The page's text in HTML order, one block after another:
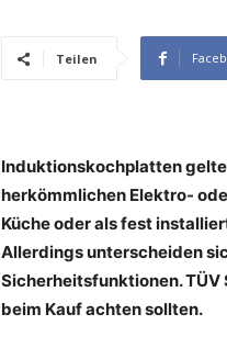
Teilen
Induktionskochplatten
herkömmlichen Elektro-
Küche oder als fest
Allerdings unterscheiden
Sicherheitsfunktionen.
beim Kauf achten sollten.